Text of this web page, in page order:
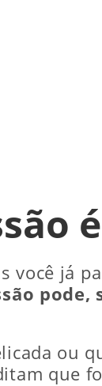
você já
pode,
ou
que